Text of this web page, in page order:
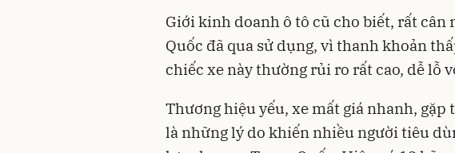
Giới kinh doanh ô tô cũ cho biết, rất cân
Quốc đã qua sử dụng, vì thanh khoản
chiếc xe này thường rủi ro rất cao, dễ lỗ
Thương hiệu yếu, xe mất giá nhanh, gặp
là những lý do khiến nhiều người tiêu